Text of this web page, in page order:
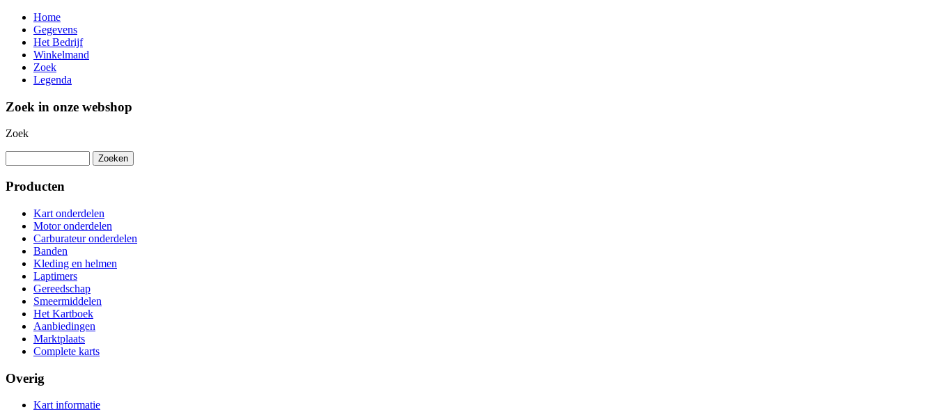
Home
Gegevens
Het Bedrijf
Winkelmand
Zoek
Legenda
Zoek in onze webshop
Zoek
Producten
Kart onderdelen
Motor onderdelen
Carburateur onderdelen
Banden
Kleding en helmen
Laptimers
Gereedschap
Smeermiddelen
Het Kartboek
Aanbiedingen
Marktplaats
Complete karts
Overig
Kart informatie